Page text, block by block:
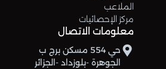
الملاعب
مركز الإحصائيات
معلومات الاتصال
حي 554 مسكن برج ب
الجوهرة -بلوزداد -الجزائر